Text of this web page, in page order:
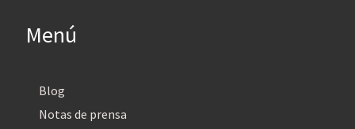
Menú
Blog
Notas de prensa